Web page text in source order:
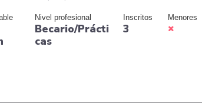
Nivel profesional
Becario/Prácti
cas
Inscritos
3
Menores